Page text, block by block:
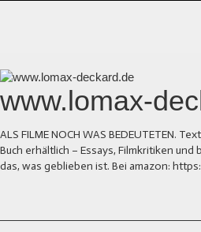
www.lomax-
ALS FILME NOCH WAS BEDEUTETEN.
Buch erhältlich – Essays, Filmkritiken
das, was geblieben ist. Bei amazon: